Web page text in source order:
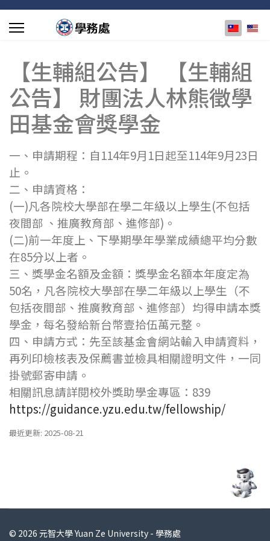
選擇你的
【生輔組公告】 【生輔組
公告】 財團法人林熊徵學
田基金會獎學金
一、申請期程：自114年9月1日起至114年9月23日
止。
二、申請資格：
(一)凡各院校大學部在學二年級以上學生(不包括
夜間部 、推廣教育部、進修部)。
(二)前一年度上、下學期學年學業成績總平均分數
在85分以上者。
三、獎學金名額及金額：獎學金名額本年度定為
50名，凡各院校大學部在學二年級以上學生（不
包括夜間部、推廣教育部、進修部）均得申請本獎
學金，每名發給新台幣壹拾伍萬元整。
四、申請方式：先至該基金會網站輸入申請資料，
再列印檢核表及保薦書並檢具相關證明文件，一同
掛號郵寄申請。
相關訊息請詳閱校外獎助學金專區：839
https://guidance.yzu.edu.tw/fellowship/
最近更新: 2025-08-21
© 2026 元智大學 Yuan Ze University - 學務處